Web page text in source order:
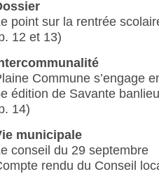
point sur la rentrée
12 et 13)
Commune s’engage
édition de Savante
14)
municipale
conseil du 29 septembre
rendu du Conseil